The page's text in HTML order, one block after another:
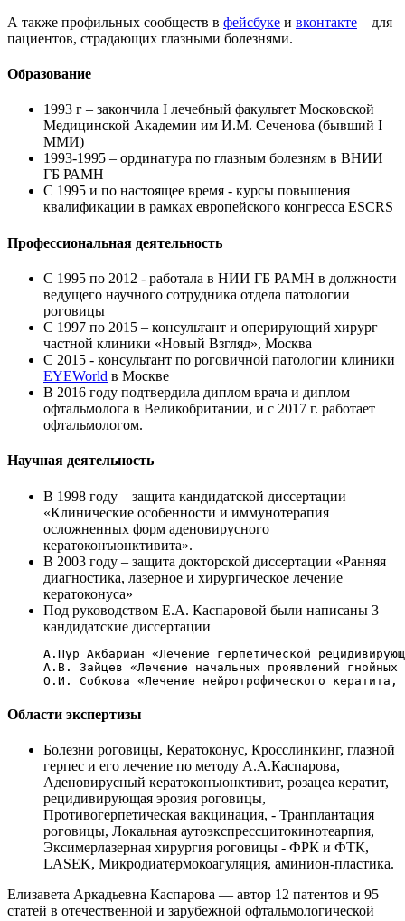
А также профильных сообществ в фейсбуке и вконтакте – для
пациентов, страдающих глазными болезнями.
Образование
1993 г – закончила I лечебный факультет Московской
Медицинской Академии им И.М. Сеченова (бывший I
MMИ)
1993-1995 – ординатура по глазным болезням в ВНИИ
ГБ РАМН
C 1995 и по настоящее время - курсы повышения
квалификации в рамках европейского конгресса ESCRS
Профессиональная деятельность
С 1995 по 2012 - работала в НИИ ГБ РАМН в должности
ведущего научного сотрудника отдела патологии
роговицы
С 1997 по 2015 – консультант и оперирующий хирург
частной клиники «Новый Взгляд», Москва
С 2015 - консультант по роговичной патологии клиники
EYEWorld в Москве
В 2016 году подтвердила диплом врача и диплом
офтальмолога в Великобритании, и с 2017 г. работает
офтальмологом.
Научная деятельность
В 1998 году – защита кандидатской диссертации
«Клинические особенности и иммунотерапия
осложненных форм аденовирусного
кератоконъюнктивита».
В 2003 году – защита докторской диссертации «Ранняя
диагностика, лазерное и хирургическое лечение
кератоконуса»
Под руководством Е.А. Каспаровой были написаны 3
кандидатские диссертации
А.Пур Акбариан «Лечение герпетической
А.В. Зайцев «Лечение начальных проявлений гнойных
О.И. Собкова «Лечение нейротрофического кератита,
Области экспертизы
Болезни роговицы, Кератоконус, Кросслинкинг, глазной
герпес и его лечение по методу А.А.Каспарова,
Аденовирусный кератоконъюнктивит, розацеа кератит,
рецидивирующая эрозия роговицы,
Противогерпетическая вакцинация, - Транплантация
роговицы, Локальная аутоэкспрессцитокинотеарпия,
Эксимерлазерная хирургия роговицы - ФРК и ФТК,
LASEK, Микродиатермокоагуляция, аминион-пластика.
Елизавета Аркадьевна Каспарова — автор 12 патентов и 95
статей в отечественной и зарубежной офтальмологической